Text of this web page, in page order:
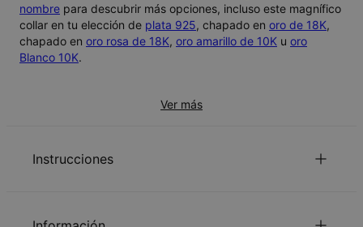
Ver más
nombre para descubrir más opciones, incluso este magnífico
collar en tu elección de plata 925, chapado en oro de 18K,
chapado en oro rosa de 18K, oro amarillo de 10K u oro
Blanco 10K.
Instrucciones